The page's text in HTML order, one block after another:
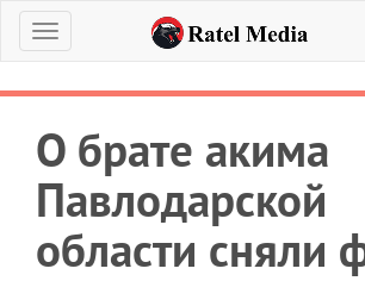
Меню
О брате акима
Павлодарской
области сняли